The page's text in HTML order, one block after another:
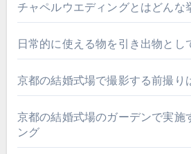
チャペルウエディングとはどんな
日常的に使える物を引き出物とし
京都の結婚式場で撮影する前撮り
京都の結婚式場のガーデンで実施
ング